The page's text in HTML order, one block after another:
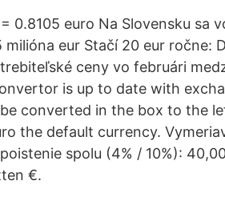
= 0.8105 euro Na Slovensku
milióna eur Stačí 20 eur
ceny vo februári
is up to date with
converted in the box to the
the default currency.
spolu (4% / 10%):
€.